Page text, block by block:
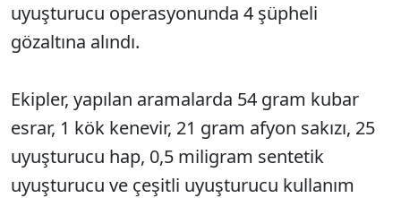
uyuşturucu operasyonunda 4 şüpheli
gözaltına alındı.
Ekipler, yapılan aramalarda 54 gram kubar
esrar, 1 kök kenevir, 21 gram afyon sakızı, 25
uyuşturucu hap, 0,5 miligram sentetik
uyuşturucu ve çeşitli uyuşturucu kullanım